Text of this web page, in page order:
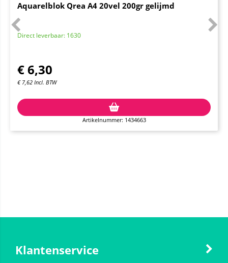
Aquarelblok Qrea A4 20vel 200gr gelijmd
Direct leverbaar: 1630
€6,30
€ 7,62 Incl. BTW
Artikelnummer: 1434663
Klantenservice